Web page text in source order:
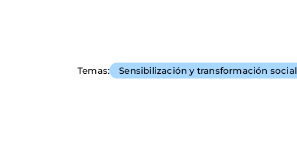
Temas Sensibilización y transformación social